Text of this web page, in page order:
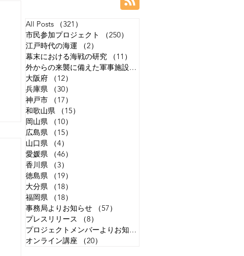
All Posts （321）
市民参加プロジェクト
（250）
江戸時代の海運
（2）
幕末における海戦の研究
（11）
外からの来襲に備えた軍事施設の研究
大阪府
（12）
兵庫県
（30）
神戸市
（17）
和歌山県
（15）
岡山県
（10）
広島県
（15）
山口県
（4）
愛媛県
（46）
香川県
（3）
徳島県
（19）
大分県
（18）
福岡県
（18）
事務局よりお知らせ
（57）
プレスリリース
（8）
プロジェクトメンバーよりお知らせ
オンライン講座
（20）